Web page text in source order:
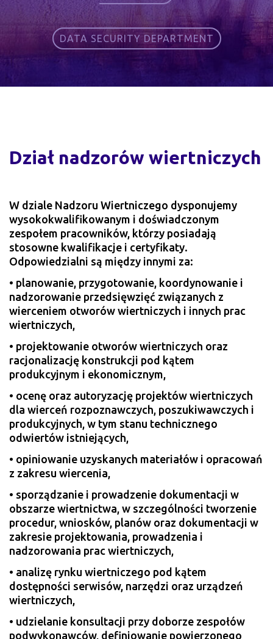
DATA SECURITY DEPARTMENT
Dział nadzorów wiertniczych
W dziale Nadzoru Wiertniczego dysponujemy
wysokokwalifikowanym i doświadczonym
zespołem pracowników, którzy posiadają
stosowne kwalifikacje i certyfikaty.
Odpowiedzialni są między innymi za:
• planowanie, przygotowanie, koordynowanie i
nadzorowanie przedsięwzięć związanych z
wierceniem otworów wiertniczych i innych prac
wiertniczych,
• projektowanie otworów wiertniczych oraz
racjonalizację konstrukcji pod kątem
produkcyjnym i ekonomicznym,
• ocenę oraz autoryzację projektów wiertniczych
dla wierceń rozpoznawczych, poszukiwawczych i
produkcyjnych, w tym stanu technicznego
odwiertów istniejących,
• opiniowanie uzyskanych materiałów i opracowań
z zakresu wiercenia,
• sporządzanie i prowadzenie dokumentacji w
obszarze wiertnictwa, w szczególności tworzenie
procedur, wniosków, planów oraz dokumentacji w
zakresie projektowania, prowadzenia i
nadzorowania prac wiertniczych,
• analizę rynku wiertniczego pod kątem
dostępności serwisów, narzędzi oraz urządzeń
wiertniczych,
• udzielanie konsultacji przy doborze zespołów
podwykonawców, definiowanie powierzonego